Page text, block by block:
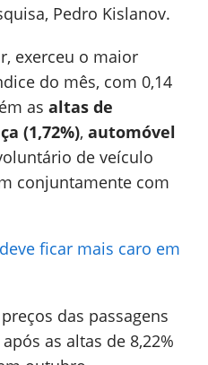
Pedro Kislanov.
exerceu o maior
do mês, com 0,14
as altas de
(1,72%), automóvel
de veículo
conjuntamente com
ficar mais caro em
das passagens
as altas de 8,22%